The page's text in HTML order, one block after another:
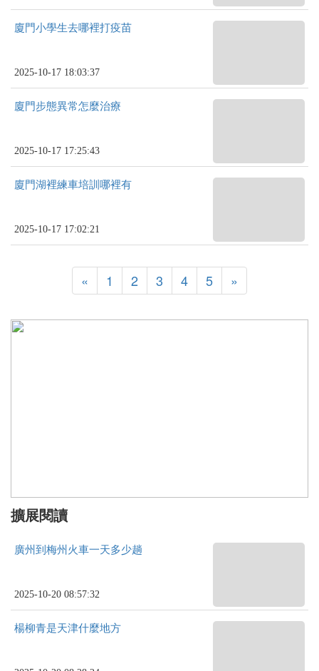
廈門小學生去哪裡打疫苗
2025-10-17 18:03:37
廈門步態異常怎麼治療
2025-10-17 17:25:43
廈門湖裡練車培訓哪裡有
2025-10-17 17:02:21
« 1 2 3 4 5 »
擴展閱讀
廣州到梅州火車一天多少趟
2025-10-20 08:57:32
楊柳青是天津什麼地方